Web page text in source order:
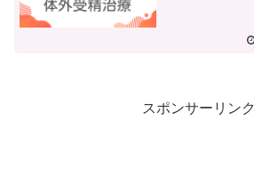
スポンサーリンク